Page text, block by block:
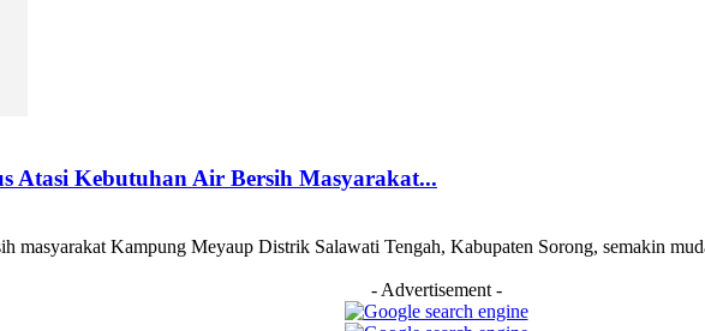
Atasi Kebutuhan Air Bersih Masyarakat...
masyarakat Kampung Meyaup Distrik Salawati Tengah, Kabupaten Sorong, semakin
- Advertisement -